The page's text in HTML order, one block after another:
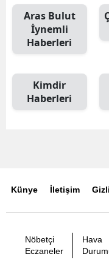
Aras Bulut
İynemli
Haberleri
Kimdir
Haberleri
Künye İletişim
Nöbetçi
Eczaneler
Hava